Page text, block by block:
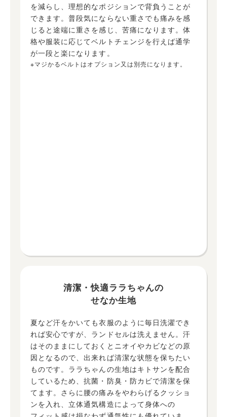
を減らし、理想的なポジションで背負うことが
できます。普段気にならない重さでも痛みを感
じると途端に重さを感じ、苦痛になります。体
格や服装に応じてベルトチェンジを行えば通学
が一段と楽になります。
※マジかるベルトはオプション又は別売になります。
清潔・快適ララちゃんの
せなか生地
夏など汗をかいても衣服のように毎日洗濯でき
れば安心ですが、ランドセルは洗えません。汗
はそのままにしておくとニオイやカビなどの原
因となるので、出来れば清潔な状態を保ちたい
ものです。ララちゃんの生地はキトサンを配合
しているため、抗菌・防臭・防カビで清潔を保
てます。さらに腰の痛みをやわらげるクッショ
ンを入れ、立体通気構造によって身体への